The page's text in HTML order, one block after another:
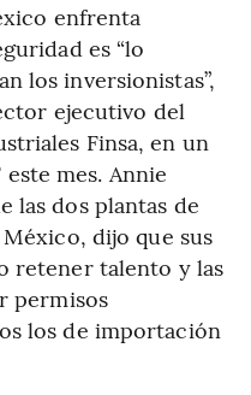
enfrenta
es “lo
los inversionistas”,
ejecutivo del
Finsa, en un
mes. Annie
las dos plantas de
dijo que sus
retener talento y las
permisos
los de importación